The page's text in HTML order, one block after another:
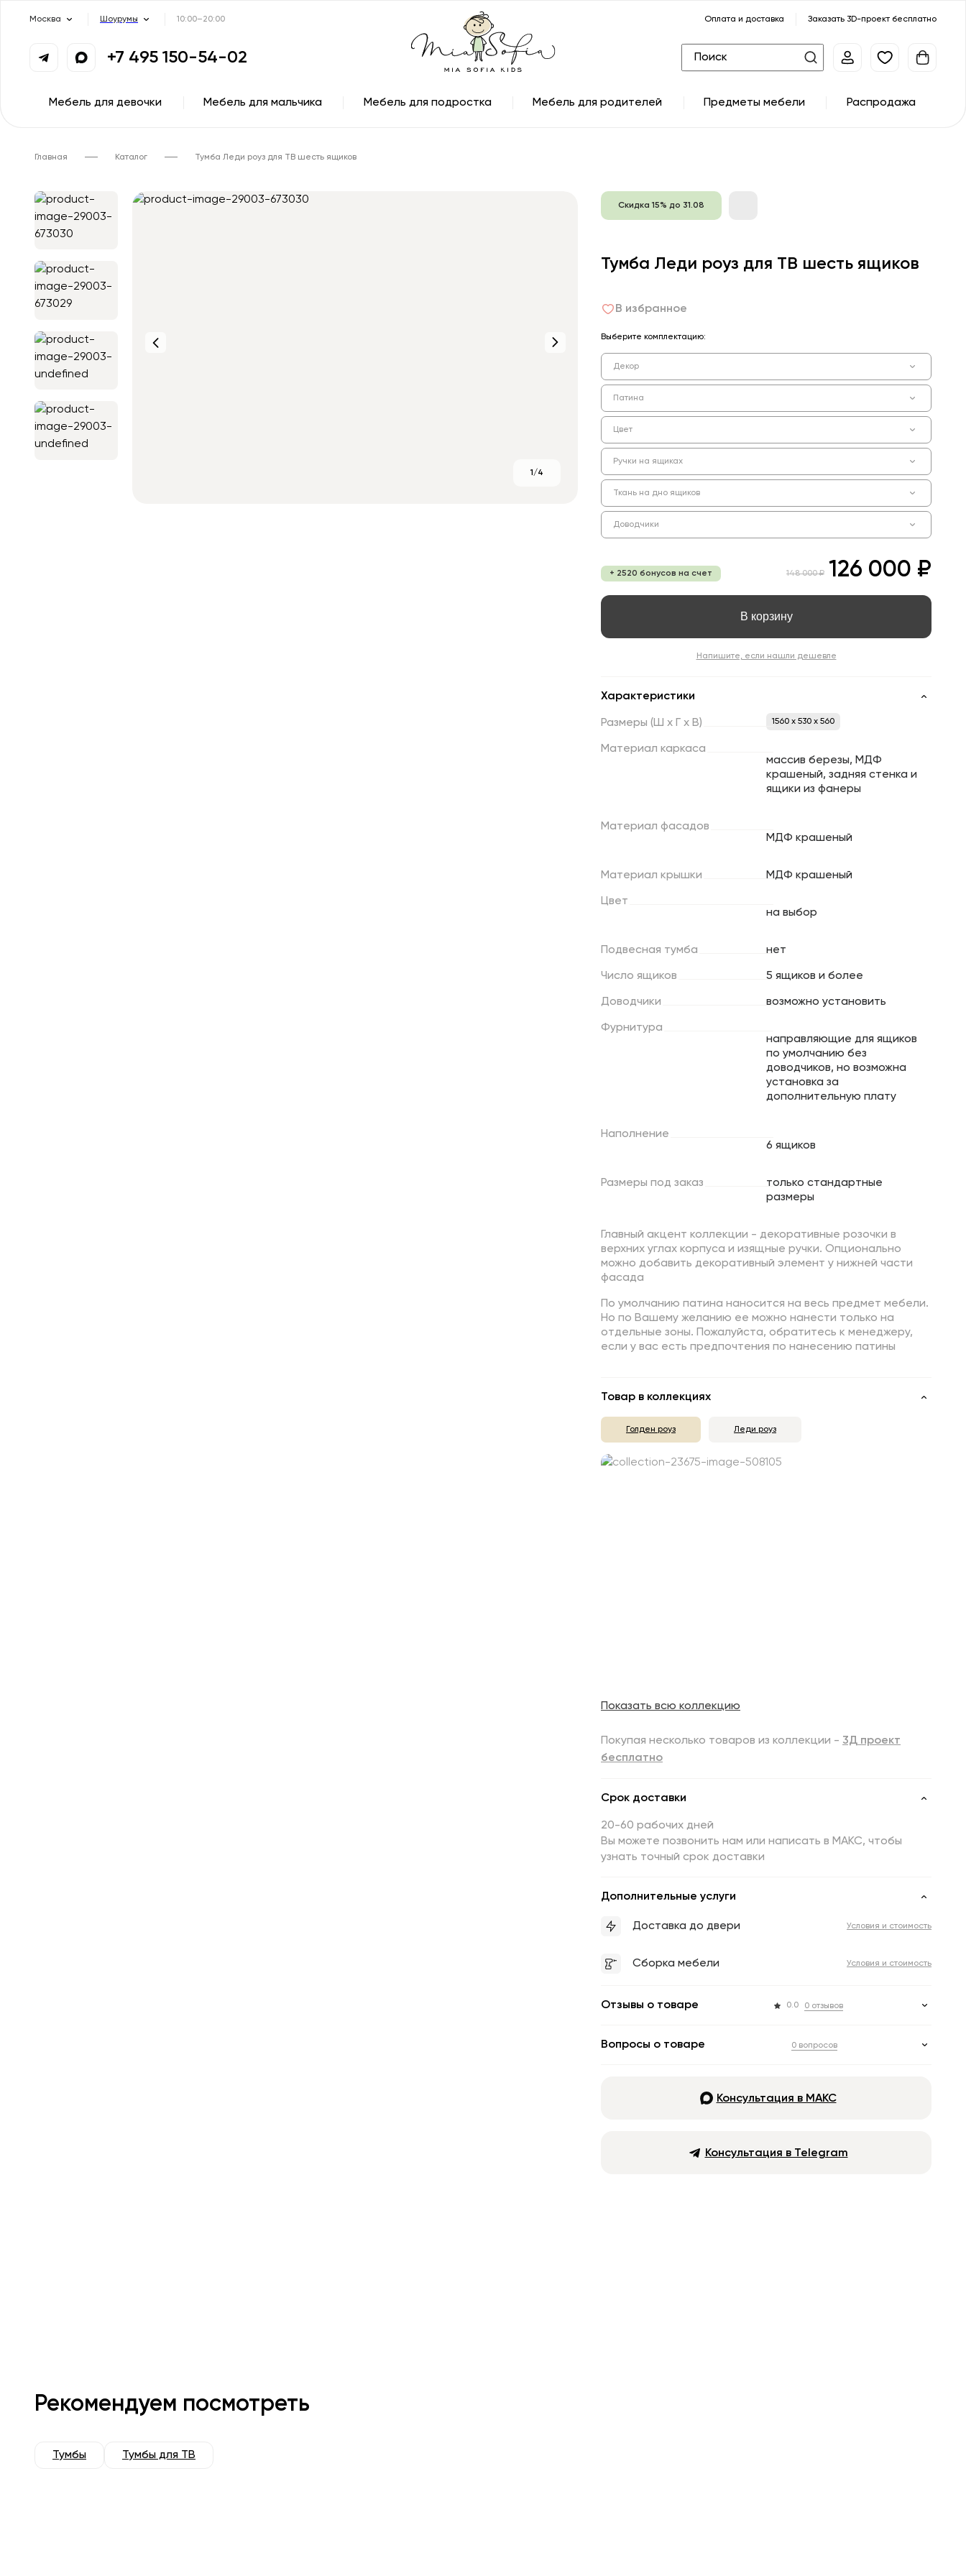
Москва Шоурумы 10:00–20:00 Оплата и доставка Заказать 3D-проект бесплатно
+7 495 150-54-02
Мебель для девочки Мебель для мальчика Мебель для подростка Мебель для родителей Предметы мебели Распродажа
Главная Каталог Тумба Леди роуз для ТВ шесть ящиков
1/4
Скидка 15% до 31.08
Тумба Леди роуз для ТВ шесть ящиков
В избранное
Выберите комплектацию:
Декор
Патина
Цвет
Ручки на ящиках
Ткань на дно ящиков
Доводчики
+ 2520 бонусов на счет 148 000 ₽ 126 000 ₽
В корзину
Напишите, если нашли дешевле
Характеристики
Размеры (Ш х Г х В) 1560 x 530 x 560
Материал каркаса
массив березы, МДФ
крашеный, задняя стенка и
ящики из фанеры
Материал фасадов
МДФ крашеный
Материал крышки МДФ крашеный
Цвет
на выбор
Подвесная тумба нет
Число ящиков 5 ящиков и более
Доводчики возможно установить
Фурнитура
направляющие для ящиков
по умолчанию без
доводчиков, но возможна
установка за
дополнительную плату
Наполнение
6 ящиков
Размеры под заказ
только стандартные
размеры
Главный акцент коллекции - декоративные розочки в
верхних углах корпуса и изящные ручки. Опционально
можно добавить декоративный элемент у нижней части
фасада
По умолчанию патина наносится на весь предмет мебели.
Но по Вашему желанию ее можно нанести только на
отдельные зоны. Пожалуйста, обратитесь к менеджеру,
если у вас есть предпочтения по нанесению патины
Товар в коллекциях
Голден роуз Леди роуз
Показать всю коллекцию
Покупая несколько товаров из коллекции - 3Д проект
бесплатно
Срок доставки
20-60 рабочих дней
Вы можете позвонить нам или написать в МАКС, чтобы
узнать точный срок доставки
Дополнительные услуги
Доставка до двери Условия и стоимость
Сборка мебели Условия и стоимость
Отзывы о товаре 0.0 0 отзывов
Вопросы о товаре 0 вопросов
Консультация в МАКС
Консультация в Telegram
Рекомендуем посмотреть
Тумбы Тумбы для ТВ